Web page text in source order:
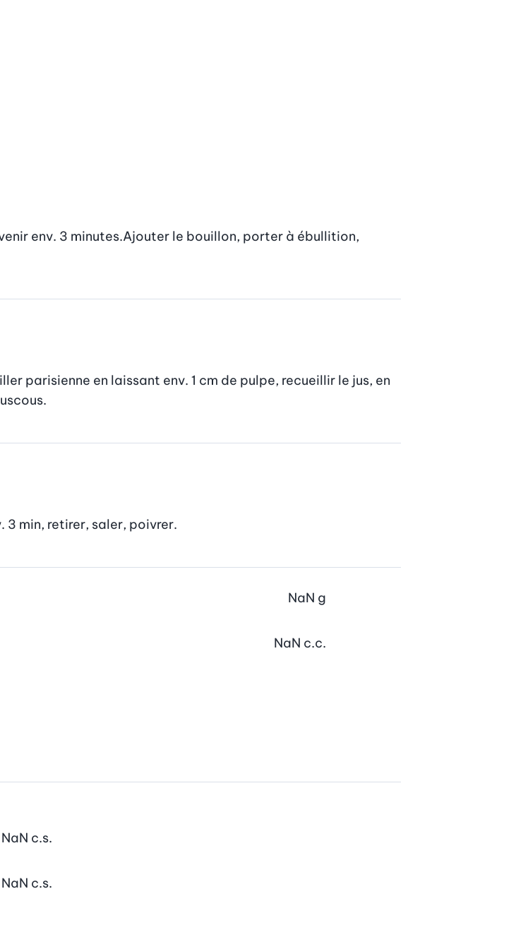
env. 3 minutes.Ajouter le bouillon, porter à ébullition,
parisienne en laissant env. 1 cm de pulpe, recueillir le jus, en
3 min, retirer, saler, poivrer.
NaN g
NaN c.c.
NaN c.s.
NaN c.s.